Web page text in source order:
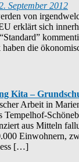
September 2012
von
erklärt sich
die
Kita –
Arbeit in
Tempelhof-
aus Mitteln
Einwohnern,
[…]